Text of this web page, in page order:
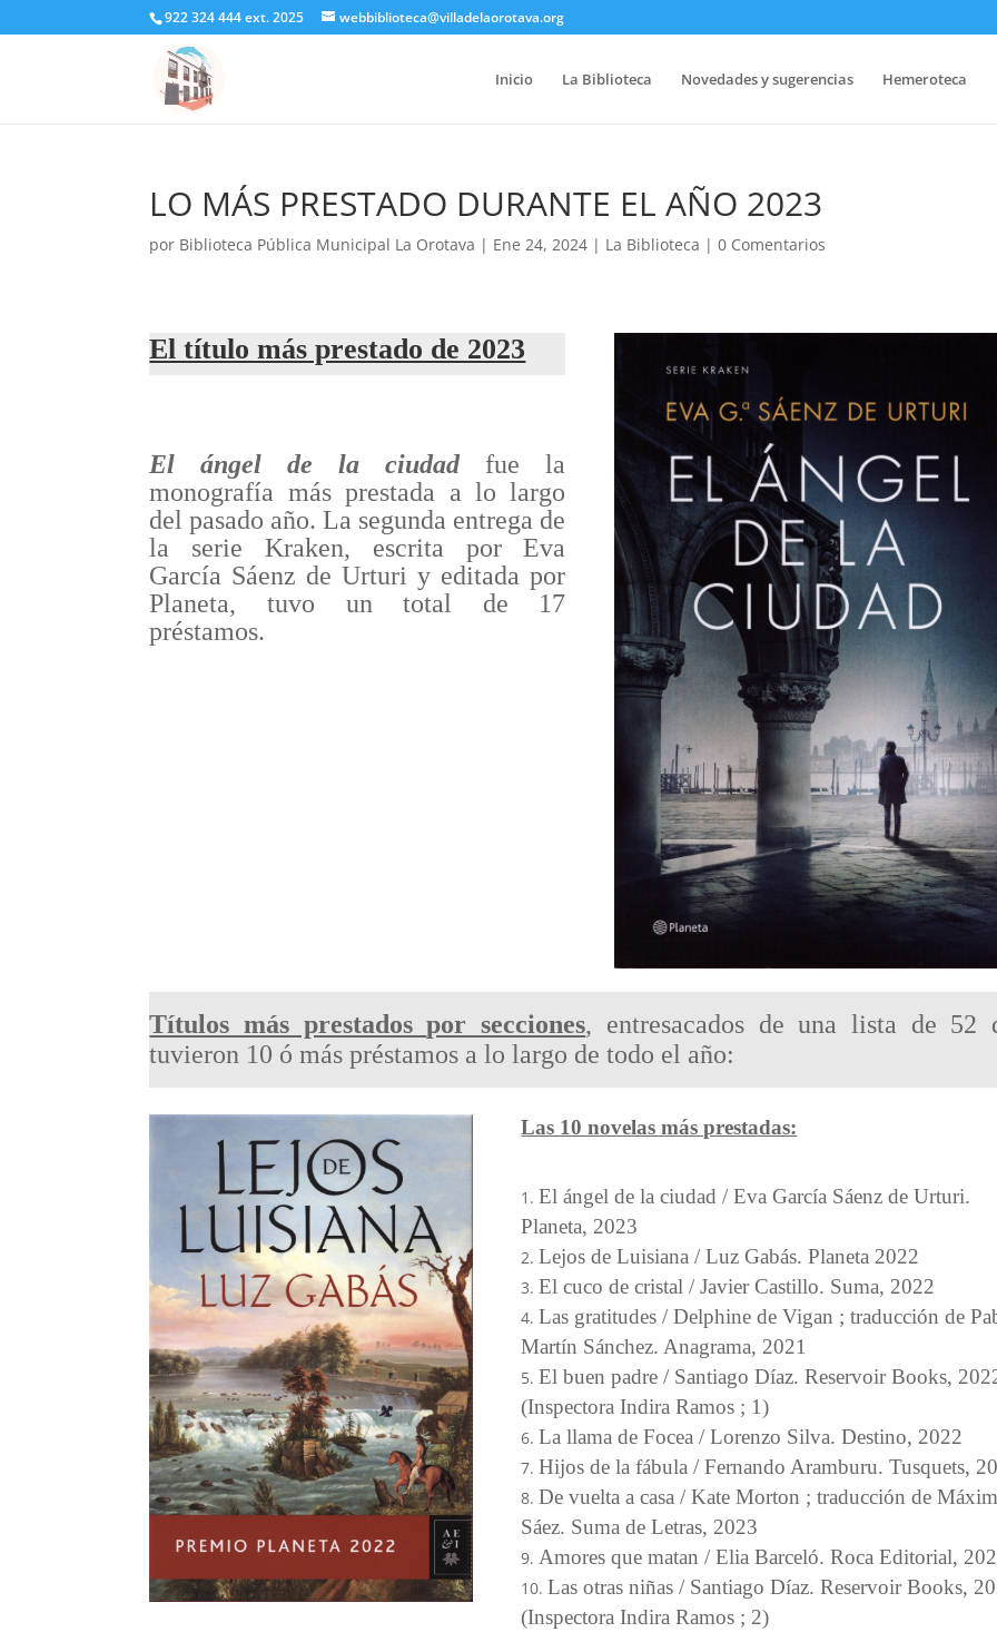
922 324 444 ext. 2025 webbiblioteca@villadelaorotava.org
Inicio La Biblioteca Novedades y sugerencias Hemeroteca
LO MÁS PRESTADO DURANTE EL AÑO 2023
por Biblioteca Pública Municipal La Orotava | Ene 24, 2024 | La Biblioteca |0 Comentarios
El título más prestado de 2023
El ángel de la ciudadfue la
monografía más prestada a lo largo
del pasado año. La segunda entrega de
la serie Kraken, escrita por Eva
García Sáenz de Urturi y editada por
Planeta, tuvo un total de 17
préstamos.
Títulos más prestadospor secciones, entresacados de una lista de 52
tuvieron 10 ó más préstamos a lo largo de todo el año:
Las 10 novelas más prestadas:
El ángel de la ciudad / Eva García Sáenz de Urturi.
Planeta, 2023
Lejos de Luisiana / Luz Gabás. Planeta 2022
El cuco de cristal / Javier Castillo. Suma, 2022
Las gratitudes / Delphine de Vigan ; traducción de
Martín Sánchez. Anagrama, 2021
El buen padre / Santiago Díaz. Reservoir Books,
(Inspectora Indira Ramos ; 1)
La llama de Focea / Lorenzo Silva. Destino, 2022
Hijos de la fábula / Fernando Aramburu. Tusquets,
De vuelta a casa / Kate Morton ; traducción de
Sáez. Suma de Letras, 2023
Amores que matan / Elia Barceló. Roca Editorial,
Las otras niñas / Santiago Díaz. Reservoir Books,
(Inspectora Indira Ramos ; 2)